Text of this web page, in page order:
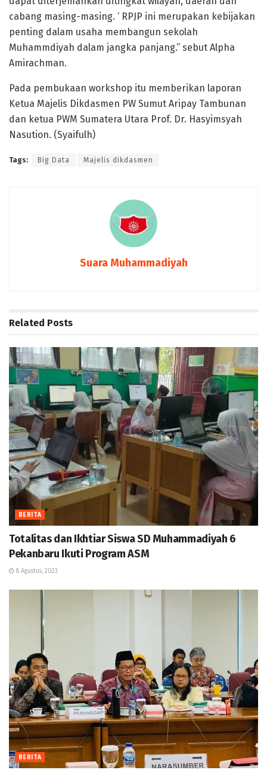
cabang masing-masing. ‘ RPJP ini merupakan kebijakan
penting dalam usaha membangun sekolah
Muhammdiyah dalam jangka panjang.” sebut Alpha
Amirachman.
Pada pembukaan workshop itu memberikan laporan
Ketua Majelis Dikdasmen PW Sumut Aripay Tambunan
dan ketua PWM Sumatera Utara Prof. Dr. Hasyimsyah
Nasution. (Syaifulh)
Tags: Big Data Majelis dikdasmen
Suara Muhammadiyah
Related Posts
BERITA
Totalitas dan Ikhtiar Siswa SD Muhammadiyah 6
Pekanbaru Ikuti Program ASM
8 Agustus, 2023
BERITA